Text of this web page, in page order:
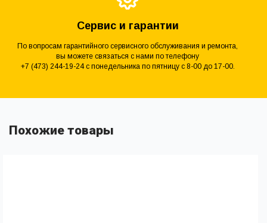
Сервис и гарантии
По вопросам гарантийного сервисного обслуживания и ремонта,
вы можете связаться с нами по телефону
+7 (473) 244-19-24 с понедельника по пятницу с 8-00 до 17-00.
Похожие товары